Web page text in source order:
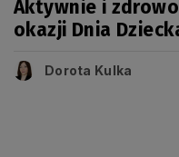
Aktywnie i
okazji Dnia
Dorota Kulka